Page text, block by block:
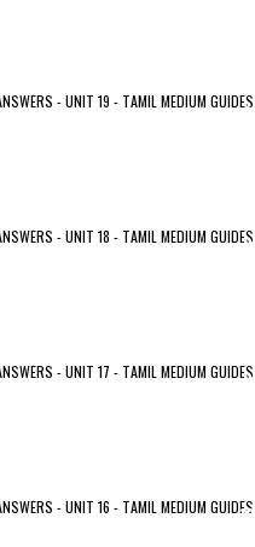
- UNIT 19 - TAMIL MEDIUM GUIDES
- UNIT 18 - TAMIL MEDIUM GUIDES
- UNIT 17 - TAMIL MEDIUM GUIDES
- UNIT 16 - TAMIL MEDIUM GUIDES